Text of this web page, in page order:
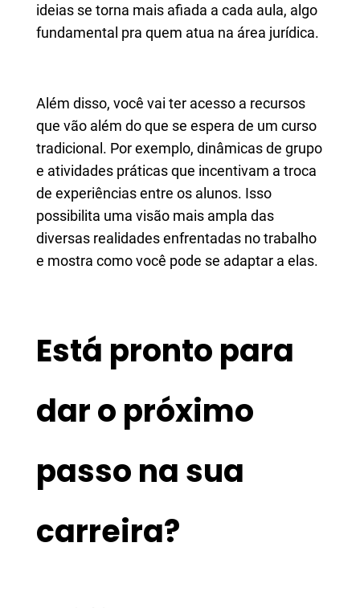
ideias se torna mais afiada a cada aula, algo
fundamental pra quem atua na área jurídica.
Além disso, você vai ter acesso a recursos
que vão além do que se espera de um curso
tradicional. Por exemplo, dinâmicas de grupo
e atividades práticas que incentivam a troca
de experiências entre os alunos. Isso
possibilita uma visão mais ampla das
diversas realidades enfrentadas no trabalho
e mostra como você pode se adaptar a elas.
Está pronto para
dar o próximo
passo na sua
carreira?